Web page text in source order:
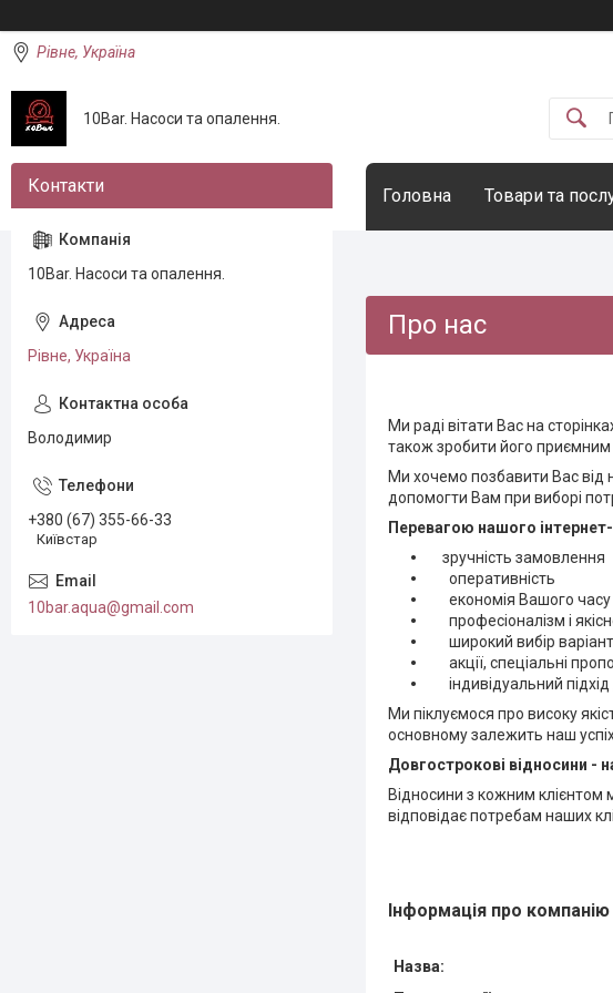
Рівне, Україна
10Bar. Насоси та опалення.
Головна Товари та
Про нас
Ми раді вітати Вас на
також зробити його приємним
Ми хочемо позбавити Вас від
допомогти Вам при виборі
Перевагою нашого
зручність замовлення
оперативність
економія Вашого часу
професіоналізм і
широкий вибір
акції, спеціальні
індивідуальний підхід
Ми піклуємося про високу
основному залежить наш
Довгострокові відносини -
Відносини з кожним клієнтом
відповідає потребам наших
Інформація про компанію
Назва:
10Bar. Насоси та опалення.
Рівне, Україна
Володимир
+380 (67) 355-66-33
Київстар
10bar.aqua@gmail.com